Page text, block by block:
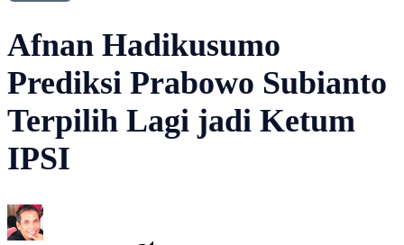
Afnan Hadikusumo
Prediksi Prabowo Subianto
Terpilih Lagi jadi Ketum
IPSI